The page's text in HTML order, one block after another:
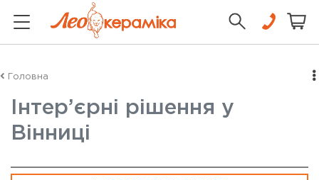
Головна
Інтер’єрні рішення у
Вінниці